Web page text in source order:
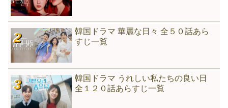
韓国ドラマ 華麗な日々 全５０話あら
すじ一覧
韓国ドラマ うれしい私たちの良い日
全１２０話あらすじ一覧